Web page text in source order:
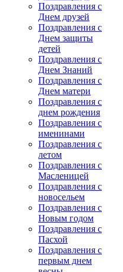
Поздравления с
Днем друзей
Поздравления с
Днем защиты
детей
Поздравления с
Днем Знаний
Поздравления с
Днем матери
Поздравления с
днем рождения
Поздравления с
именинами
Поздравления с
летом
Поздравления с
Масленицей
Поздравления с
новосельем
Поздравления с
Новым годом
Поздравления с
Пасхой
Поздравления с
первым днем